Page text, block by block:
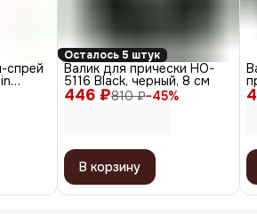
спрей
Осталось 5 штук
446 ₽810 ₽−45%
Валик для прически HO-
5116 Black, черный, 8 см
В корзину